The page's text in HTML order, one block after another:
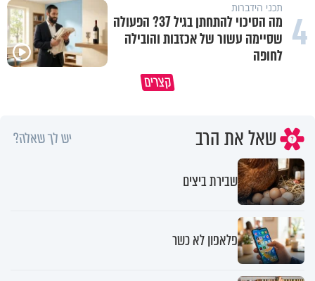
4 תכני הידברות
מה הסיכוי להתחתן בגיל 37? הפעולה
שסיימה עשור של אכזבות והובילה
לחופה
קצריםכל מה שנשבר יכול להיבנות מחדש
גם השולחן שבת שאתם
שאל את הרב יש לך שאלה?
שבירת ביצים
פלאפון לא כשר